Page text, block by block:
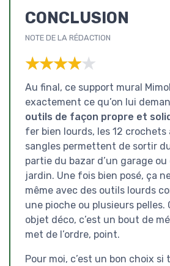
CONCLUSION
NOTE DE LA RÉDACTION
★★★★★
★★★★★
Au final, ce support mural
exactement ce qu’on lui
outils de façon propre et
fer bien lourds, les 12
sangles permettent de sortir
partie du bazar d’un garage ou
jardin. Une fois bien posé, ça
même avec des outils lourds
une pioche ou plusieurs pelles.
objet déco, c’est un bout de
met de l’ordre, point.
Pour moi, c’est un bon choix si